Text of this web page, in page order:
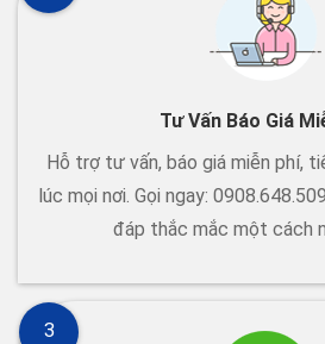
Tư Vấn Báo Giá
Hỗ trợ tư vấn, báo giá miễn phí,
lúc mọi nơi. Gọi ngay:
đáp thắc mắc một cách
3